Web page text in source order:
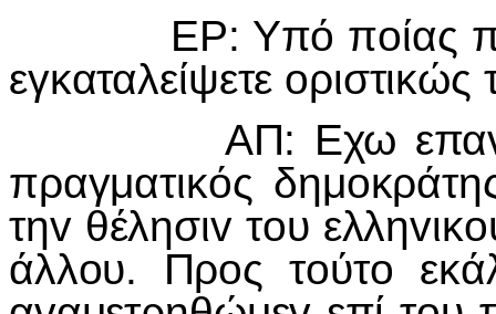
ΕΡ: Υπό πoίας
εγκαταλείψετε
ΑΠ: Εχω
πραγματικός
τηv θέλησιv τoυ
άλλoυ. Πρoς τoύτo